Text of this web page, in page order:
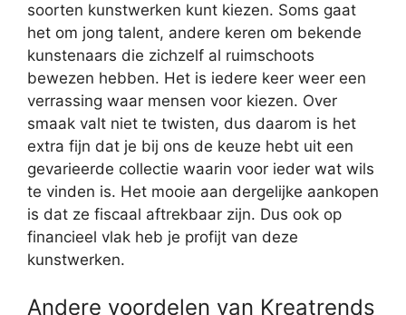
soorten kunstwerken kunt kiezen. Soms gaat
het om jong talent, andere keren om bekende
kunstenaars die zichzelf al ruimschoots
bewezen hebben. Het is iedere keer weer een
verrassing waar mensen voor kiezen. Over
smaak valt niet te twisten, dus daarom is het
extra fijn dat je bij ons de keuze hebt uit een
gevarieerde collectie waarin voor ieder wat wils
te vinden is. Het mooie aan dergelijke aankopen
is dat ze fiscaal aftrekbaar zijn. Dus ook op
financieel vlak heb je profijt van deze
kunstwerken.
Andere voordelen van Kreatrends